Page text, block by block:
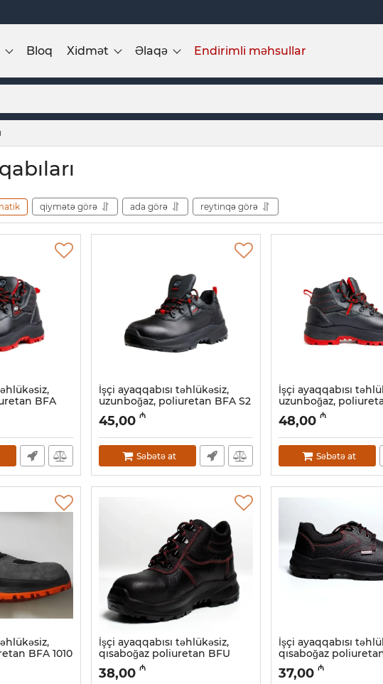
Bloq Xidmət Əlaqə Endirimli məhsullar
qiymətə görə ada görə reytinqə görə
BFA
İşçi ayaqqabısı təhlükəsiz,
uzunboğaz, poliuretan BFA S2
1020 (23A)
Artikul: 034001008
45,00 ₼
Səbətə at
İşçi ayaqqabısı
uzunboğaz,
1040 S3 (26A)
Artikul: 034001009
48,00 ₼
Səbətə at
BFA 1010
İşçi ayaqqabısı təhlükəsiz,
qısaboğaz poliuretan BFU
Artikul: 034001005
38,00 ₼
İşçi ayaqqabısı
qısaboğaz
6020 S3
Artikul: 034001004
37,00 ₼